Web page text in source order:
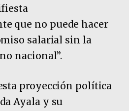
que no puede hacer
salarial sin la
nacional”.
proyección política
Ayala y su